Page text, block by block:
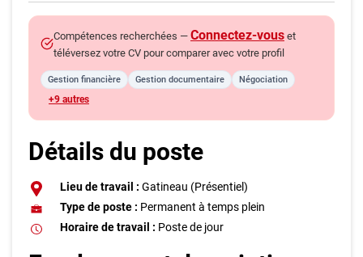
Compétences recherchées — Connectez-vous et
téléversez votre CV pour comparer avec votre profil
Gestion financière Gestion documentaire Négociation
+9 autres
Détails du poste
Lieu de travail : Gatineau (Présentiel)
Type de poste : Permanent à temps plein
Horaire de travail : Poste de jour